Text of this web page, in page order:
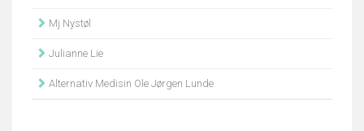
Mj Nystøl
Julianne Lie
Alternativ Medisin Ole Jørgen Lunde